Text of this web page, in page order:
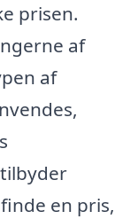
prisen.
af
af
en pris,